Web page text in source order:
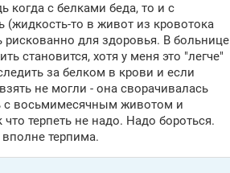
когда с белками беда, то и с
(жидкость-то в живот из кровотока
для здоровья. В больнице
становится, хотя у меня это "легче"
за белком в крови и если
не могли - она сворачивалась
с восьмимесячным животом и
терпеть не надо. Надо бороться.
терпима.